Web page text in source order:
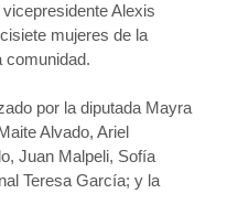
Alexis
mujeres de la
comunidad.
por la diputada Mayra
Alvado, Ariel
Juan Malpeli, Sofía
Teresa García; y la